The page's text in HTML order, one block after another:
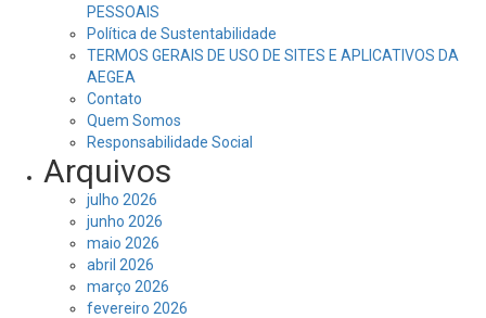
PESSOAIS
Política de Sustentabilidade
TERMOS GERAIS DE USO DE SITES E APLICATIVOS DA
AEGEA
Contato
Quem Somos
Responsabilidade Social
Arquivos
julho 2026
junho 2026
maio 2026
abril 2026
março 2026
fevereiro 2026